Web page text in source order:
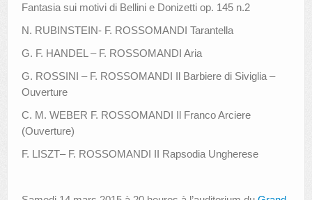
Fantasia sui motivi di Bellini e Donizetti op. 145 n.2
N. RUBINSTEIN- F. ROSSOMANDI Tarantella
G. F. HANDEL – F. ROSSOMANDI Aria
G. ROSSINI – F. ROSSOMANDI Il Barbiere di Siviglia –
Ouverture
C. M. WEBER F. ROSSOMANDI Il Franco Arciere
(Ouverture)
F. LISZT– F. ROSSOMANDI II Rapsodia Ungherese